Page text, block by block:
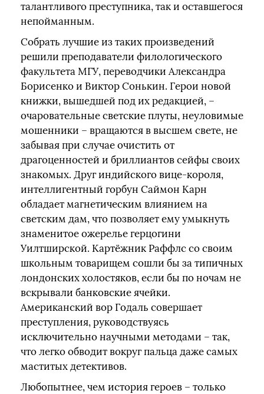
талантливого преступника, так и оставшегося
непойманным.
Собрать лучшие из таких произведений
решили преподаватели филологического
факультета МГУ, переводчики Александра
Борисенко и Виктор Сонькин. Герои новой
книжки, вышедшей под их редакцией, –
очаровательные светские плуты, неуловимые
мошенники – вращаются в высшем свете, не
забывая при случае очистить от
драгоценностей и бриллиантов сейфы своих
знакомых. Друг индийского вице-короля,
интеллигентный горбун Саймон Карн
обладает магнетическим влиянием на
светским дам, что позволяет ему умыкнуть
знаменитое ожерелье герцогини
Уилтширской. Картёжник Раффлс со своим
школьным товарищем сошли бы за типичных
лондонских холостяков, если бы по ночам не
вскрывали банковские ячейки.
Американский вор Годаль совершает
преступления, руководствуясь
исключительно научными методами – так,
что легко обводит вокруг пальца даже самых
маститых детективов.
Любопытнее, чем история героев – только